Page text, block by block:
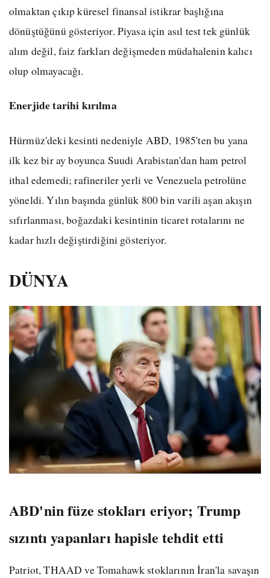
olmaktan çıkıp küresel finansal istikrar başlığına
dönüştüğünü gösteriyor. Piyasa için asıl test tek günlük
alım değil, faiz farkları değişmeden müdahalenin kalıcı
olup olmayacağı.
Enerjide tarihi kırılma
Hürmüz'deki kesinti nedeniyle ABD, 1985'ten bu yana
ilk kez bir ay boyunca Suudi Arabistan'dan ham petrol
ithal edemedi; rafineriler yerli ve Venezuela petrolüne
yöneldi. Yılın başında günlük 800 bin varili aşan akışın
sıfırlanması, boğazdaki kesintinin ticaret rotalarını ne
kadar hızlı değiştirdiğini gösteriyor.
DÜNYA
ABD'nin füze stokları eriyor; Trump
sızıntı yapanları hapisle tehdit etti
Patriot, THAAD ve Tomahawk stoklarının İran'la savaşın